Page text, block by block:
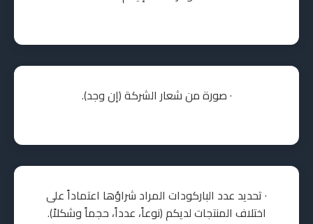
· صورة من شعار الشركة (إن وجد).
· تحديد عدد الباركودات المراد شراؤها اعتماداً على
اختلاف المنتجات لديكم (نوعاً، عدداً، حجماً وشكلاً).